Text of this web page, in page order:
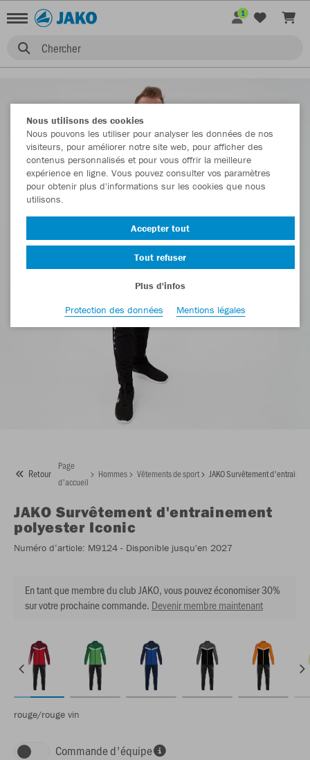
Chercher
1
Retour
Page
d'accueil
Hommes Vêtements de sport JAKO Survêtement
JAKO Survêtement d'entrainement
polyester Iconic
Numéro d’article: M9124 - Disponible jusqu'en 2027
En tant que membre du club JAKO, vous pouvez économiser 30%
sur votre prochaine commande. Devenir membre maintenant
rouge/rouge vin
Commande d'équipe
Nous utilisons des cookies
Nous pouvons les utiliser pour analyser les données de nos
visiteurs, pour améliorer notre site web, pour afficher des
contenus personnalisés et pour vous offrir la meilleure
expérience en ligne. Vous pouvez consulter vos paramètres
pour obtenir plus d'informations sur les cookies que nous
utilisons.
Accepter tout
Tout refuser
Plus d'infos
Protection des données
Mentions légales